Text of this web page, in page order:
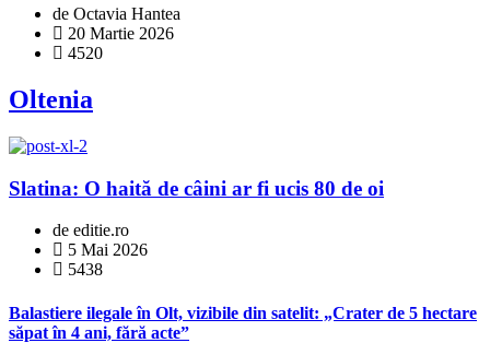
de Octavia Hantea
20 Martie 2026
4520
Oltenia
Slatina: O haită de câini ar fi ucis 80 de oi
de editie.ro
5 Mai 2026
5438
Balastiere ilegale în Olt, vizibile din satelit: „Crater de 5 hectare
săpat în 4 ani, fără acte”